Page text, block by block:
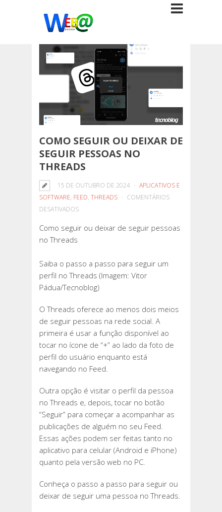
COMO SEGUIR OU DEIXAR DE
SEGUIR PESSOAS NO
THREADS
15 DE OUTUBRO DE 2024
APLICATIVOS E
SOFTWARE, FEED, THREADS
COMENTÁRIOS
DESATIVADOSEM
SEGUIR
DE
SEGUIR
PESSOAS
Como seguir ou deixar de seguir pessoas
no Threads
Saiba o passo a passo para seguir um
perfil no Threads (Imagem: Vitor
Pádua/Tecnoblog)
O Threads oferece ao menos dois meios
de seguir pessoas na rede social. A
primeira é usar a função disponível ao
tocar no ícone de “+” ao lado da foto de
perfil do usuário enquanto está
navegando no Feed.
Outra opção é visitar o perfil da pessoa
no Threads e, depois, tocar no botão
“Seguir” para começar a acompanhar as
publicações de alguém no seu Feed.
Essas ações podem ser feitas tanto no
aplicativo para celular (Android e iPhone)
quanto pela versão web no PC.
Conheça o passo a passo para seguir ou
deixar de seguir uma pessoa no Threads.